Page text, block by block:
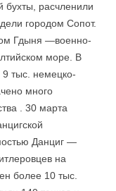
бухты, расчленили
городом Сопот.
Гдыня —военно-
море. В
тыс. немецко-
много
. 30 марта
Данциг —
на
более 10 тыс.